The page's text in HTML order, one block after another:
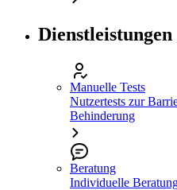
Dienstleistungen
Manuelle Tests
Nutzertests zur
Behinderung
Beratung
Individuelle